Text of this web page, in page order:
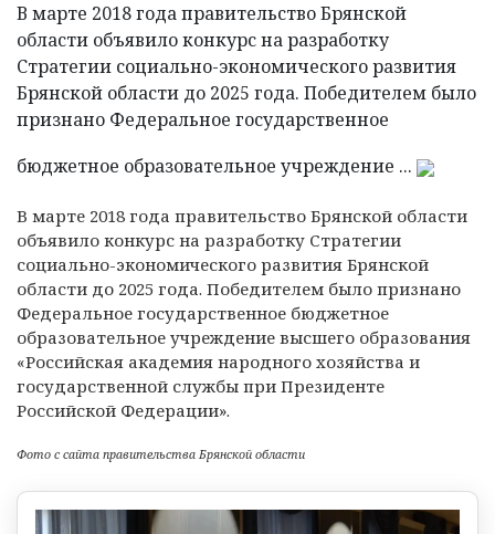
В марте 2018 года правительство Брянской
области объявило конкурс на разработку
Стратегии социально-экономического развития
Брянской области до 2025 года. Победителем было
признано Федеральное государственное
бюджетное образовательное учреждение ...
В марте 2018 года правительство Брянской области
объявило конкурс на разработку Стратегии
социально-экономического развития Брянской
области до 2025 года. Победителем было признано
Федеральное государственное бюджетное
образовательное учреждение высшего образования
«Российская академия народного хозяйства и
государственной службы при Президенте
Российской Федерации».
Фото с сайта правительства Брянской области